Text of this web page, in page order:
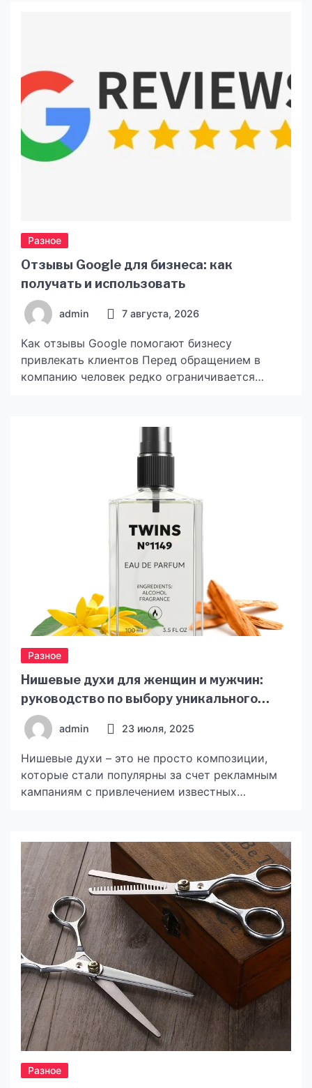
Разное
Отзывы Google для бизнеса: как
получать и использовать
admin 7 августа, 2026
Как отзывы Google помогают бизнесу
привлекать клиентов Перед обращением в
компанию человек редко ограничивается
рейтинг, читает свежие комментарии и
оценивает, как владелец реагирует на
претензии. Поэтому отзывы стали важной
продвижения. Отзывы отображаются в профиле
компании, Google Картах и поисковой выдаче.
Разное
Нишевые духи для женщин и мужчин:
руководство по выбору уникального
аромата
admin 23 июля, 2025
Нишевые духи – это не просто композиции,
которые стали популярны за счет рекламным
кампаниям с привлечением известных
поскольку готов предложить эксклюзив.
Создание такой продукции предусматривает
долгую и кропотливую работу. Вы
можете купить нишевые духи TWINS Parfum,
которые представлены в широком
разнообразии ароматов. Объемов флаконов
можно выбрать под то, […]
Разное